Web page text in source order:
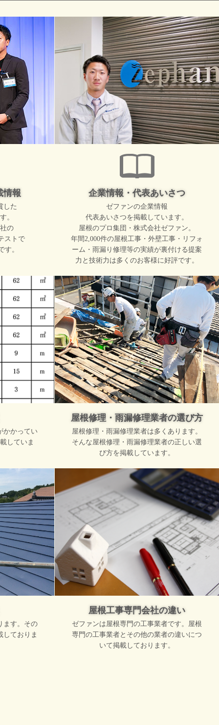
情報
した
。
の
ストで
す。
企業情報・代表あいさつ
ゼファンの企業情報
代表あいさつを掲載しています。
屋根のプロ集団・株式会社ゼファン。
年間2,000件の屋根工事・外壁工事・リフォ
ーム・雨漏り修理等の実績が裏付ける提案
力と技術力は多くのお客様に好評です。
かかってい
していま
屋根修理・雨漏修理業者の選び方
屋根修理・雨漏修理業者は多くあります。
そんな屋根修理・雨漏修理業者の正しい選
び方を掲載しています。
ます。その
しておりま
屋根工事専門会社の違い
ゼファンは屋根専門の工事業者です。屋根
専門の工事業者とその他の業者の違いにつ
いて掲載しております。